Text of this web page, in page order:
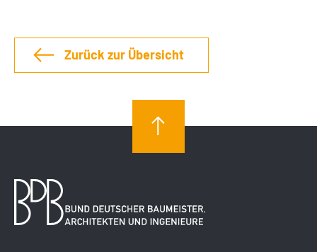
Zurück zur Übersicht